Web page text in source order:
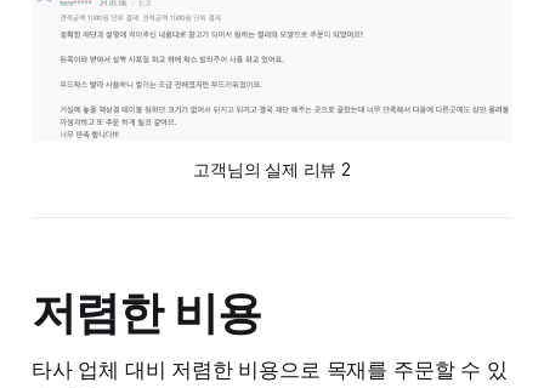
고객님의 실제 리뷰 2
저렴한 비용
타사 업체 대비 저렴한 비용으로 목재를 주문할 수 있